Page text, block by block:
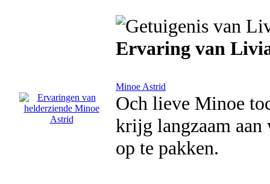
Ervaring van
Minoe Astrid
Och lieve Minoe
krijg langzaam aan
op te pakken.